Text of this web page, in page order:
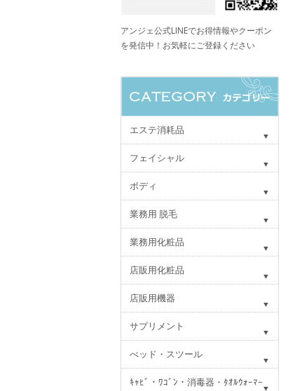
アンジェ公式LINEでお得情報やクーポン
を発信中！お気軽にご登録ください
エステ消耗品
フェイシャル
ボディ
業務用 脱毛
業務用化粧品
店販用化粧品
店販用機器
サプリメント
べッド・スツール
ｷｬﾋﾞ・ﾜｺﾞﾝ・消毒器・ﾀｵﾙｳｫｰﾏｰ